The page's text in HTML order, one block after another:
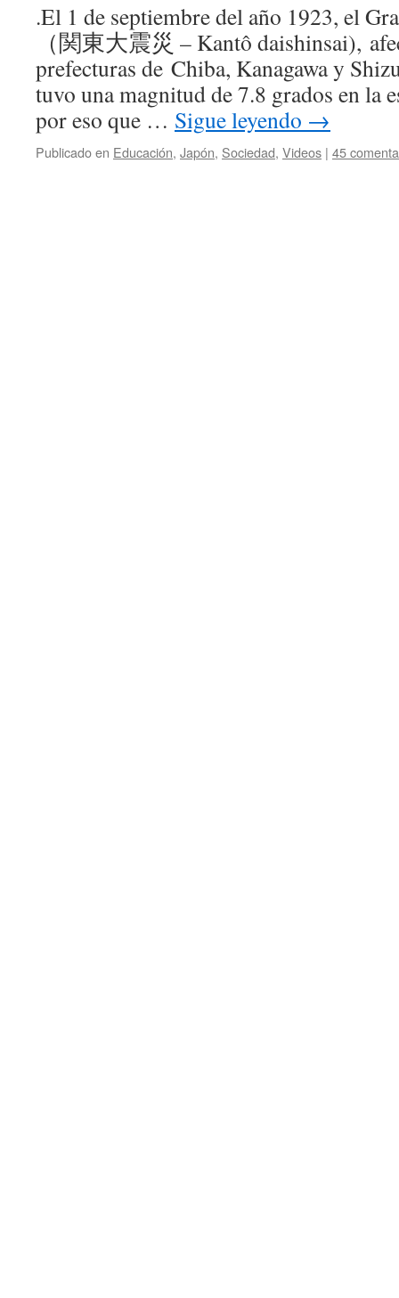
.El 1 de septiembre del año 1923, el
（関東大震災 – Kantô daishinsai),
prefecturas de Chiba, Kanagawa y
tuvo una magnitud de 7.8 grados en la
por eso que … Sigue leyendo →
Publicado en Educación, Japón, Sociedad, Videos | 45